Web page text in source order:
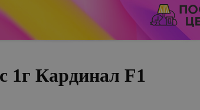
1г Кардинал F1